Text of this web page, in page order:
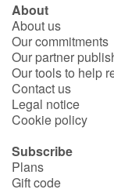
About
About us
Our commitments
Our partner
Our tools to help
Contact us
Legal notice
Cookie policy
Subscribe
Plans
Gift code